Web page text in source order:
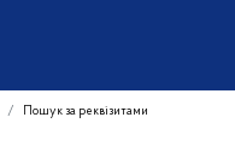
Пошук за реквізитами